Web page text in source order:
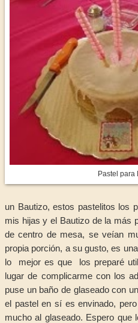
Pastel para
un Bautizo, estos pastelitos los
mis hijas y el Bautizo de la más
de centro de mesa, se veían
propia porción, a su gusto, es
lo mejor es que los preparé
lugar de complicarme con los
puse un baño de glaseado con
el pastel en sí es envinado,
mucho al glaseado. Espero